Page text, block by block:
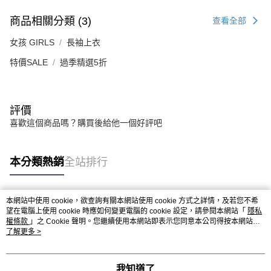
商品相關分類 (3) 查看全部
女孩 GIRLS 長袖上衣
特價SALE 過季精選5折
評價
喜歡這個商品嗎？購買後給他一個好評吧
本分類熱銷全站排行
熱門標籤
本網站中使用 cookie，欲查詢有關本網站使用 cookie 方式之詳情，及若您不希
望在電腦上使用 cookie 時應如何變更電腦的 cookie 設定，請參閱本網站「 隱私
權條款 」之 Cookie 聲明。您繼續使用本網站即表示您同意本公司得按本網站使
用條款之 Cookie 聲明使用 cookie。
了解更多 >
我知道了